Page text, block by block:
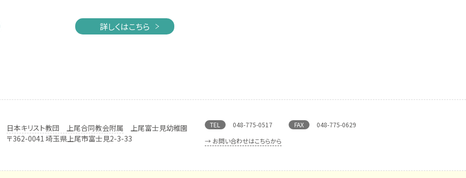
詳しくはこちら
日本キリスト教団 上尾合同教会附属
上尾富士見幼稚園
〒362-0041 埼玉県上尾市富士見2-3-33
TEL 048-775-0517 FAX
048-775-0629
→ お問い合わせはこちらから